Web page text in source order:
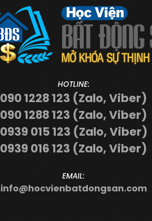
HOTLINE:
090 1228 123 (Zalo, Viber)
090 1288 123 (Zalo, Viber)
0939 015 123 (Zalo, Viber)
0939 016 123 (Zalo, Viber)
EMAIL:
info@hocvienbatdongsan.com